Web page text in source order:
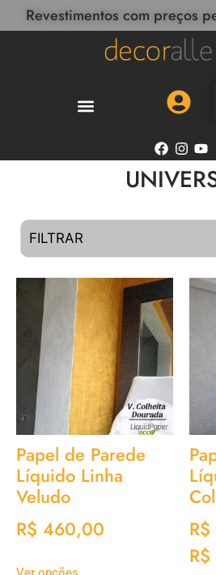
Revestimentos com preços
FILTRAR
Papel de Parede
Líquido Linha
Veludo
R$ 460,00
R$
R$